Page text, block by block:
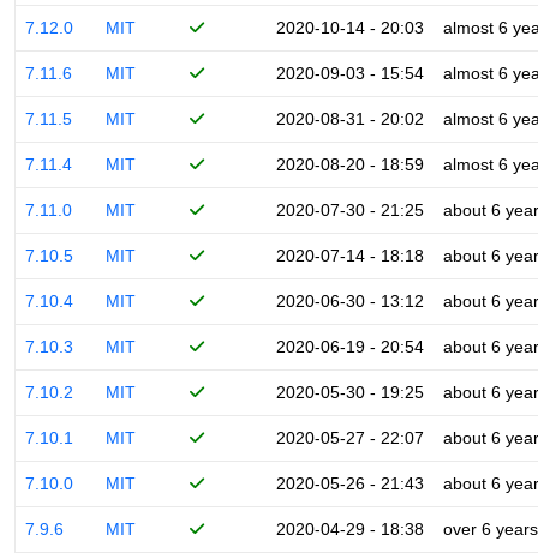
7.12.0 MIT 2020-10-14 - 20:03 almost 6
7.11.6 MIT 2020-09-03 - 15:54 almost 6
7.11.5 MIT 2020-08-31 - 20:02 almost 6
7.11.4 MIT 2020-08-20 - 18:59 almost 6
7.11.0 MIT 2020-07-30 - 21:25 about 6
7.10.5 MIT 2020-07-14 - 18:18 about 6
7.10.4 MIT 2020-06-30 - 13:12 about 6
7.10.3 MIT 2020-06-19 - 20:54 about 6
7.10.2 MIT 2020-05-30 - 19:25 about 6
7.10.1 MIT 2020-05-27 - 22:07 about 6
7.10.0 MIT 2020-05-26 - 21:43 about 6
7.9.6 MIT 2020-04-29 - 18:38 over 6 years